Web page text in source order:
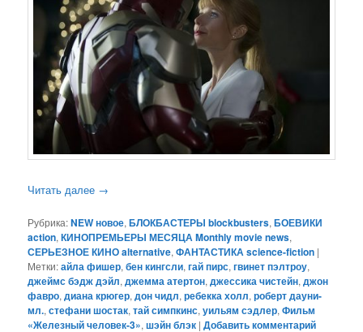
Читать далее →
Рубрика:NEW новое,БЛОКБАСТЕРЫ blockbusters,БОЕВИКИ
action,КИНОПРЕМЬЕРЫ МЕСЯЦА Monthly movie news,
СЕРЬЕЗНОЕ КИНО alternative,ФАНТАСТИКА science-fiction |
Метки:айла фишер,бен кингсли,гай пирс,гвинет пэлтроу,
джеймс бэдж дэйл,джемма атертон,джессика чистейн,джон
фавро,диана крюгер,дон чидл,ребекка холл,роберт дауни-
мл.,стефани шостак,тай симпкинс,уильям сэдлер,Фильм
«Железный человек-3»,шэйн блэк |Добавить комментарий